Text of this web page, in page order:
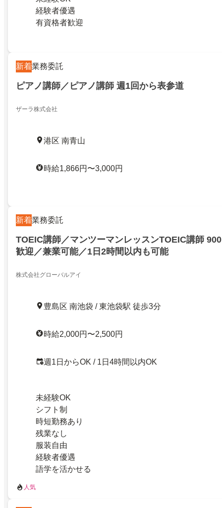
経験者優遇
有資格者歓迎
新着業務委託
ピアノ講師／ピアノ講師 週1回から表参道
ザーラ株式会社
港区 南青山
時給1,866円〜3,000円
新着業務委託
TOEIC講師／マンツーマンレッスンTOEIC講師
歓迎／兼業可能／1日2時間以内も可能
株式会社グローバルアイ
豊島区 南池袋 / 東池袋駅 徒歩3分
時給2,000円〜2,500円
週1日からOK / 1日4時間以内OK
未経験OK
シフト制
時短勤務あり
残業なし
服装自由
経験者優遇
語学を活かせる
人気